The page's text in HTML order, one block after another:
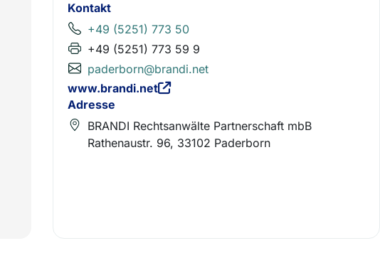
Kontakt
+49 (5251) 773 50
+49 (5251) 773 59 9
paderborn@brandi.net
www.brandi.net
Adresse
BRANDI Rechtsanwälte Partnerschaft mbB
Rathenaustr. 96, 33102 Paderborn